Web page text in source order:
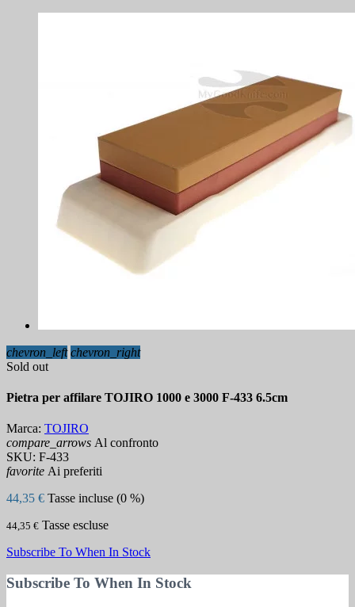
chevron_left chevron_right
Sold out
Pietra per affilare TOJIRO 1000 e 3000 F-433 6.5cm
Marca: TOJIRO
compare_arrows Al confronto
SKU: F-433
favorite Ai preferiti
44,35 € Tasse incluse (0 %)
44,35 € Tasse escluse
Subscribe To When In Stock
Subscribe To When In Stock